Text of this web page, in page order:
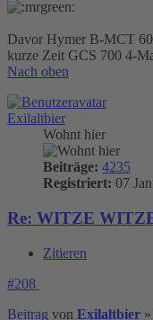
Davor Hymer B-MCT
kurze Zeit GCS 700 4-
Nach oben
Exilaltbier
Wohnt hier
Beiträge: 4235
Registriert: 07
Re: WITZE
Zitieren
#208
Beitrag von Exilaltbier »